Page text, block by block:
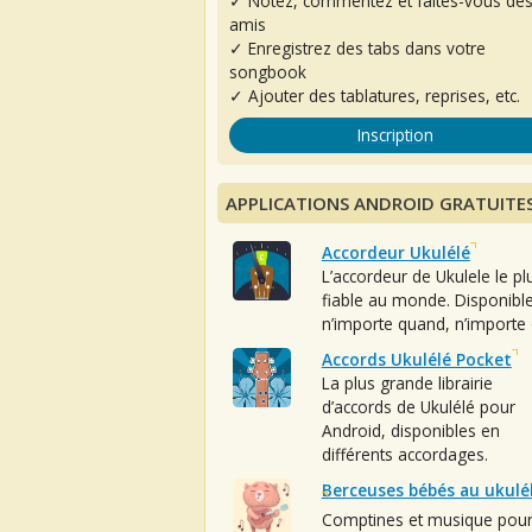
amis
✓ Enregistrez des tabs dans votre
songbook
✓ Ajouter des tablatures, reprises, etc.
Inscription
APPLICATIONS ANDROID
Accordeur Ukulélé
L’accordeur de Ukulele le
fiable au monde. Disponible
n’importe quand, n’importe
Accords Ukulélé Pocket
La plus grande librairie
d’accords de Ukulélé pour
Android, disponibles en
différents accordages.
Berceuses bébés au
Comptines et musique pour